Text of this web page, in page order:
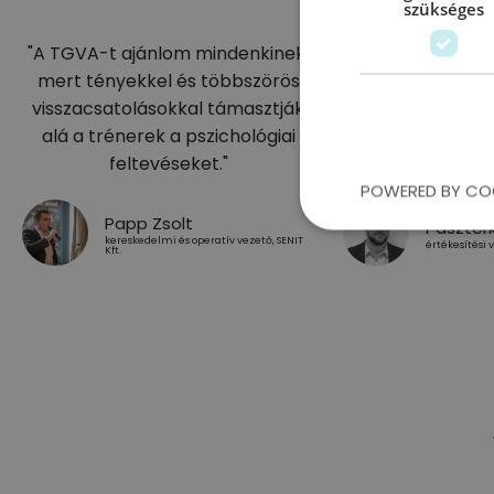
"A TGVA-t ajánlom mindenkinek,
mert tényekkel és többszörös
visszacsatolásokkal támasztják
alá a trénerek a pszichológiai
feltevéseket."
Papp Zsolt
kereskedelmi és operatív vezető, SENIT
Kft.
"A kurzusok
szakmai, valódi
vett példákat
alkalmazhatunk
értékesítési
szükséges
POWERED BY